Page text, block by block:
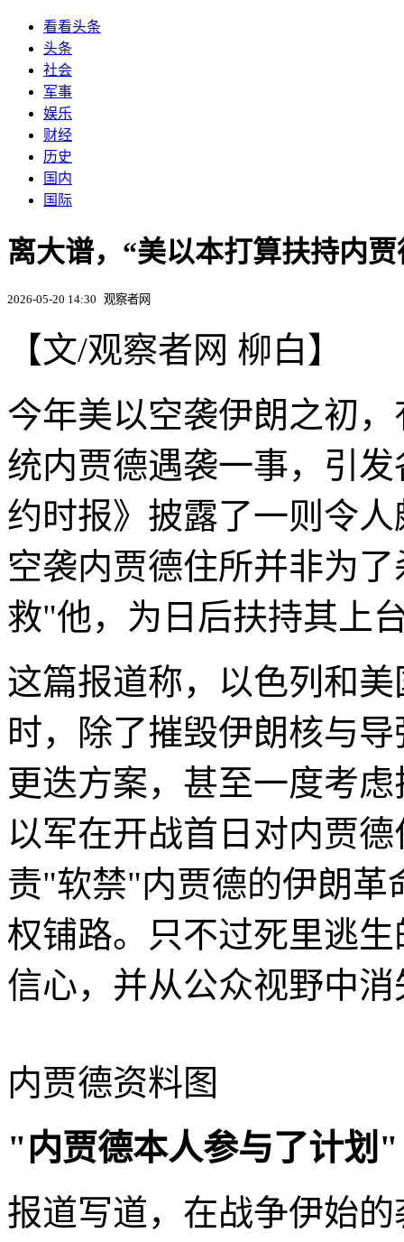
看看头条
头条
社会
军事
娱乐
财经
历史
国内
国际
离大谱，“美以本打算扶持内
2026-05-20 14:30 观察者网
【文/观察者网 柳白】
今年美以空袭伊朗之初
统内贾德遇袭一事，引
约时报》披露了一则令
空袭内贾德住所并非为
救"他，为日后扶持其上
这篇报道称，以色列和
时，除了摧毁伊朗核与
更迭方案，甚至一度考
以军在开战首日对内贾
责"软禁"内贾德的伊朗革
权铺路。只不过死里逃
信心，并从公众视野中消
内贾德资料图
"内贾德本人参与了计划"
报道写道，在战争伊始